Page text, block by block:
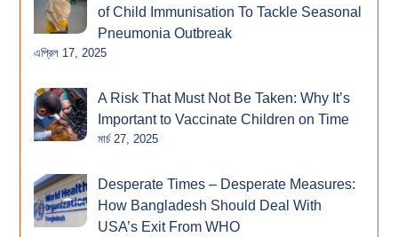
of Child Immunisation To Tackle Seasonal
Pneumonia Outbreak
এপ্রিল 17, 2025
A Risk That Must Not Be Taken: Why It’s
Important to Vaccinate Children on Time
মার্চ 27, 2025
Desperate Times – Desperate Measures:
How Bangladesh Should Deal With
USA’s Exit From WHO